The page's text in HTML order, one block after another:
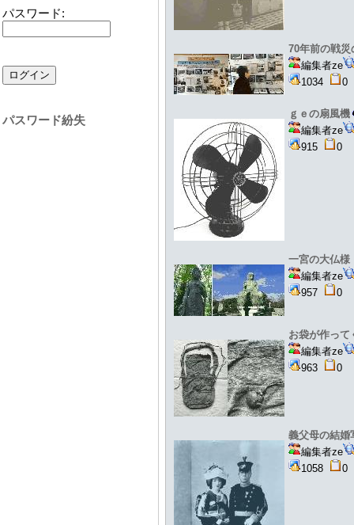
パスワード:
パスワード紛失
70年前の戦
編集者ze
1034
ｇｅの扇風機
編集者ze
915
0
一宮の大
編集者ze
957
0
お袋が作っ
編集者ze
963
0
義父母の結
編集者ze
1058